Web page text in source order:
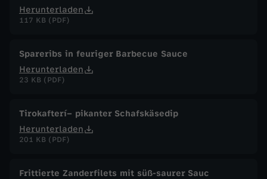
Herunterladen
117 KB (PDF)
Spareribs in feuriger Barbecue Sauce
Herunterladen
23 KB (PDF)
Tirokafterí– pikanter Schafskäsedip
Herunterladen
201 KB (PDF)
Frittierte Zanderfilets mit süß-saurer Sauc